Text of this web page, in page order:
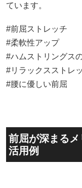
ています。
#前屈ストレッチ
#柔軟性アップ
#ハムストリングス
#リラックスストレ
#腰に優しい前屈
前屈が深まる
活用例